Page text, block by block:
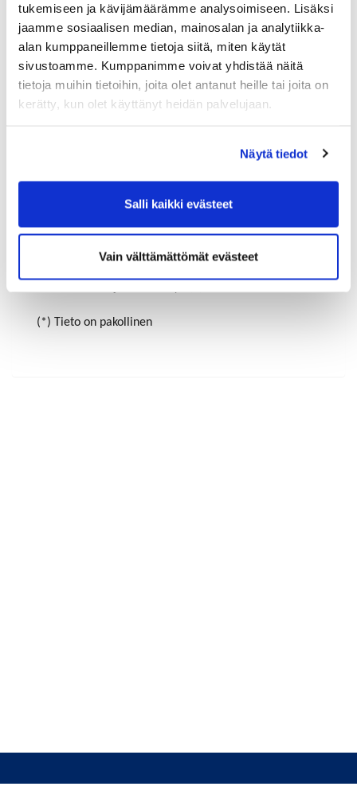
tukemiseen ja kävijämäärämme analysoimiseen. Lisäksi
jaamme sosiaalisen median, mainosalan ja analytiikka-
alan kumppaneillemme tietoja siitä, miten käytät
sivustoamme. Kumppanimme voivat yhdistää näitä
tietoja muihin tietoihin, joita olet antanut heille tai joita on
kerätty, kun olet käyttänyt heidän palvelujaan.
Näytä tiedot
Salli kaikki evästeet
Vain välttämättömät evästeet
Katuosoite (*):
Rekisteröidy
Haluan tilata Riihimäen-Hyvinkää kauppakamari
(*) Tieto on pakollinen